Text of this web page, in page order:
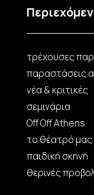
τρέχουσες
παραστάσεις
νέα & κριτικές
σεμινάρια
Off Off Athens
το θέατρό μας
παιδική σκηνή
θερινές